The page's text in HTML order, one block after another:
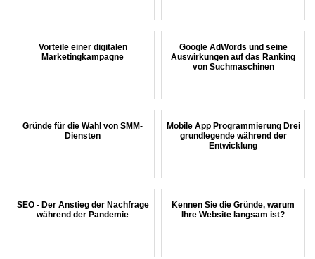
Vorteile einer digitalen
Marketingkampagne
Google AdWords und seine
Auswirkungen auf das Ranking
von Suchmaschinen
Gründe für die Wahl von SMM-
Diensten
Mobile App Programmierung Drei
grundlegende während der
Entwicklung
SEO - Der Anstieg der Nachfrage
während der Pandemie
Kennen Sie die Gründe, warum
Ihre Website langsam ist?